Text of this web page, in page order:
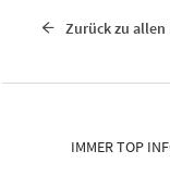
Zurück zu allen
IMMER TOP